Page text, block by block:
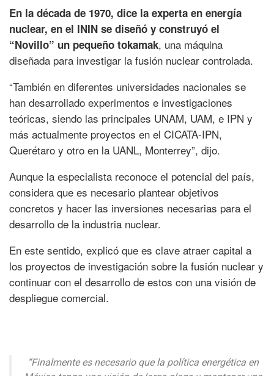
En la década de 1970, dice la experta en energía
nuclear, en el ININ se diseñó y construyó el
“Novillo” un pequeño tokamak, una máquina
diseñada para investigar la fusión nuclear controlada.
“También en diferentes universidades nacionales se
han desarrollado experimentos e investigaciones
teóricas, siendo las principales UNAM, UAM, e IPN y
más actualmente proyectos en el CICATA-IPN,
Querétaro y otro en la UANL, Monterrey”, dijo.
Aunque la especialista reconoce el potencial del país,
considera que es necesario plantear objetivos
concretos y hacer las inversiones necesarias para el
desarrollo de la industria nuclear.
En este sentido, explicó que es clave atraer capital a
los proyectos de investigación sobre la fusión nuclear y
continuar con el desarrollo de estos con una visión de
despliegue comercial.
“Finalmente es necesario que la política energética en